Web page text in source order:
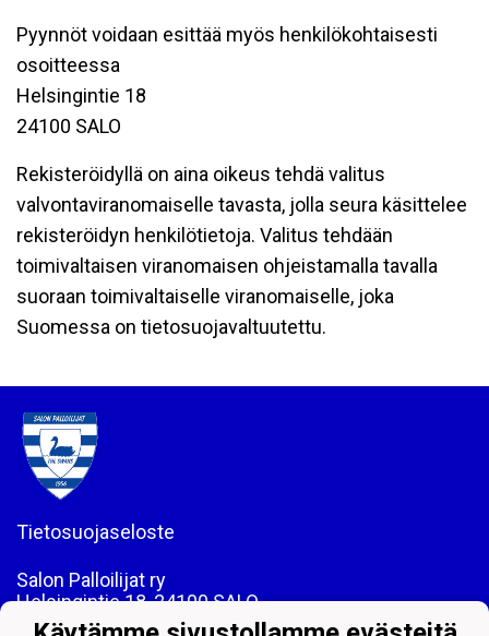
Pyynnöt voidaan esittää myös henkilökohtaisesti
osoitteessa
Helsingintie 18
24100 SALO
Rekisteröidyllä on aina oikeus tehdä valitus
valvontaviranomaiselle tavasta, jolla seura käsittelee
rekisteröidyn henkilötietoja. Valitus tehdään
toimivaltaisen viranomaisen ohjeistamalla tavalla
suoraan toimivaltaiselle viranomaiselle, joka
Suomessa on tietosuojavaltuutettu.
Tietosuojaseloste
Salon Palloilijat ry
Helsingintie 18, 24100 SALO
Puh: 044 - 7060234